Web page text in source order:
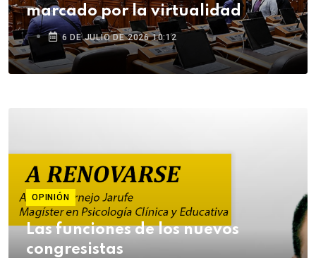
marcado por la virtualidad
6 DE JULIO DE 2026 10:12
OPINIÓN
Las funciones de los nuevos
congresistas